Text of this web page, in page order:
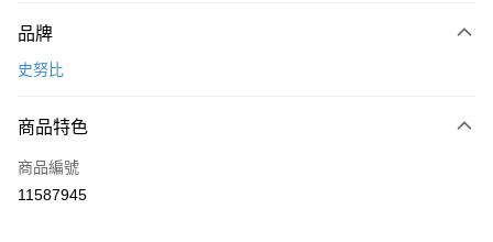
信用卡一次付款
LINE Pay
Apple Pay
品牌
史努比
商品特色
商品編號
11587945